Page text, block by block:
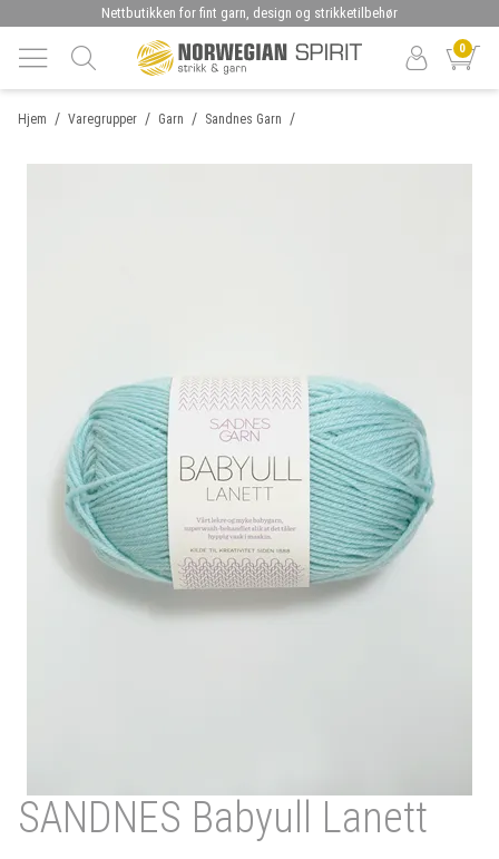
Nettbutikken for fint garn, design og strikketilbehør
0
/
Hjem /
Varegrupper /
Garn /
Sandnes Garn
SANDNES Babyull Lanett